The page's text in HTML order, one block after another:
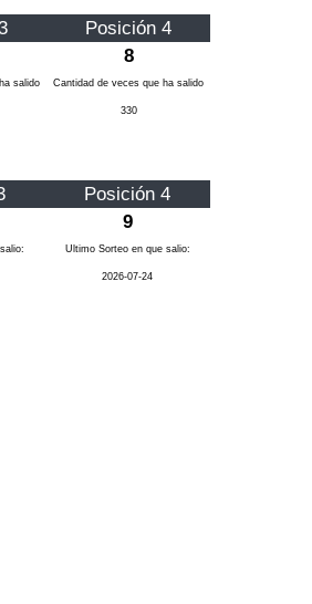
Posición 4
8
salido Cantidad de veces que ha salido
330
Posición 4
9
Ultimo Sorteo en que salio:
2026-07-24